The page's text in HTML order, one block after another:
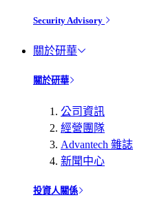
Security Advisory
關於研華
關於研華
公司資訊
經營團隊
Advantech 雜誌
新聞中心
投資人關係